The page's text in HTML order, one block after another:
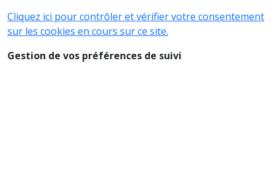
Cliquez ici pour contrôler et vérifier votre consentement
sur les cookies en cours sur ce site.
Gestion de vos préférences de suivi